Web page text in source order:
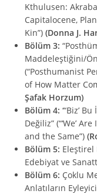
Kthulusen:
Capitalocene,
Kin”)(Donna J.
Bölüm 3:
Maddeleştiğini/
(“Posthumanist
of How Matter
Şafak Horzum)
Bölüm 4:‘“Biz’
Değiliz” (“‘We’
and the Same”)
Bölüm 5: Eleştirel
Edebiyat ve
Bölüm 6: Çoklu
Anlatıların